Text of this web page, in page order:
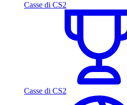
Casse di CS2
Casse di CS2